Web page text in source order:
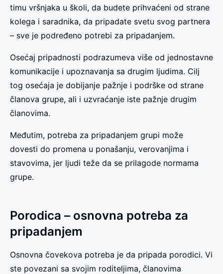
timu vršnjaka u školi, da budete prihvaćeni od strane
kolega i saradnika, da pripadate svetu svog partnera
– sve je podređeno potrebi za pripadanjem.
Osećaj pripadnosti podrazumeva više od jednostavne
komunikacije i upoznavanja sa drugim ljudima. Cilj
tog osećaja je dobijanje pažnje i podrške od strane
članova grupe, ali i uzvraćanje iste pažnje drugim
članovima.
Međutim, potreba za pripadanjem grupi može
dovesti do promena u ponašanju, verovanjima i
stavovima, jer ljudi teže da se prilagode normama
grupe.
Porodica – osnovna potreba za
pripadanjem
Osnovna čovekova potreba je da pripada porodici. Vi
ste povezani sa svojim roditeljima, članovima